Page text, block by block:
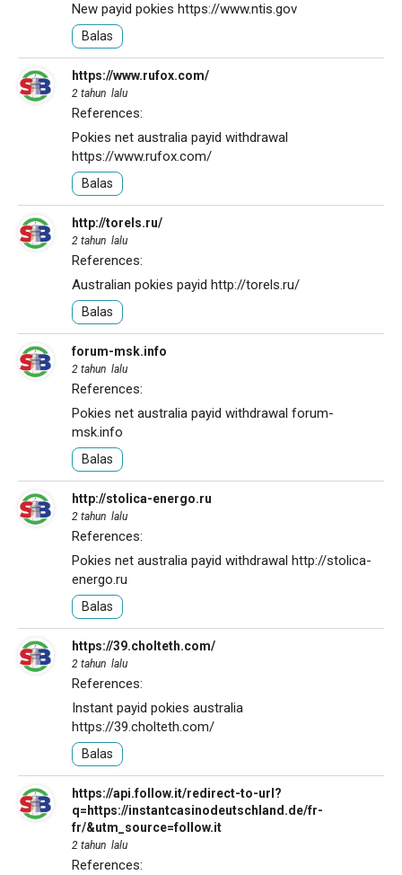
New payid pokies https://www.ntis.gov
Balas
https://www.rufox.com/
2 tahun lalu
References:
Pokies net australia payid withdrawal
https://www.rufox.com/
Balas
http://torels.ru/
2 tahun lalu
References:
Australian pokies payid http://torels.ru/
Balas
forum-msk.info
2 tahun lalu
References:
Pokies net australia payid withdrawal forum-
msk.info
Balas
http://stolica-energo.ru
2 tahun lalu
References:
Pokies net australia payid withdrawal http://stolica-
energo.ru
Balas
https://39.cholteth.com/
2 tahun lalu
References:
Instant payid pokies australia
https://39.cholteth.com/
Balas
https://api.follow.it/redirect-to-url?
q=https://instantcasinodeutschland.de/fr-
fr/&utm_source=follow.it
2 tahun lalu
References: